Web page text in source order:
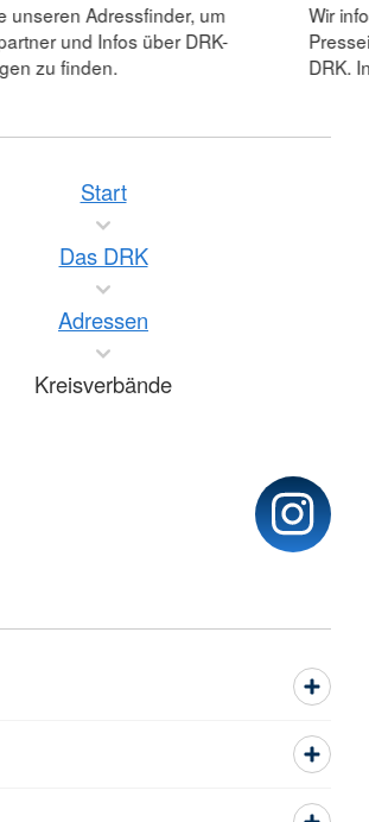
unseren Adressfinder, um
und Infos über DRK-
zu finden.
Wir
DRK.
Start
Das DRK
Adressen
Kreisverbände